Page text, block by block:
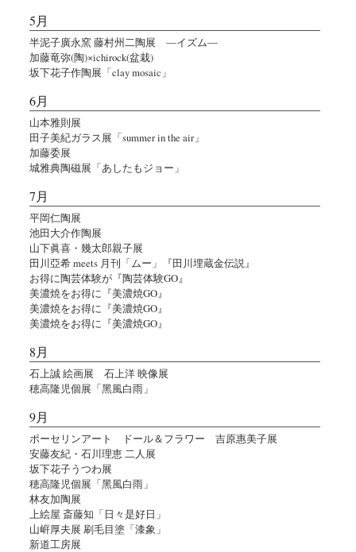
5月
半泥子廣永窯 藤村州二陶展 ―イズム―
加藤竜弥(陶)×ichirock(盆栽)
坂下花子作陶展「clay mosaic」
6月
山本雅則展
田子美紀ガラス展「summer in the air」
加藤委展
城雅典陶磁展「あしたもジョー」
7月
平岡仁陶展
池田大介作陶展
山下眞喜・幾太郎親子展
田川亞希 meets 月刊「ムー」『田川埋蔵金伝説』
お得に陶芸体験が『陶芸体験GO』
美濃焼をお得に『美濃焼GO』
美濃焼をお得に『美濃焼GO』
美濃焼をお得に『美濃焼GO』
8月
石上誠 絵画展 石上洋 映像展
穂高隆児個展「黑風白雨」
9月
ポーセリンアート ドール＆フラワー 吉原惠美子展
安藤友紀・石川理恵 二人展
坂下花子うつわ展
穂高隆児個展「黑風白雨」
林友加陶展
上絵屋 斎藤知「日々是好日」
山㟁厚夫展 刷毛目塗「漆象」
新道工房展